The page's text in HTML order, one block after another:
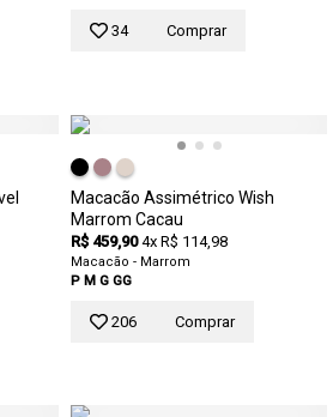
34 Comprar
Macacão Assimétrico Wish
Marrom Cacau
R$ 459,90 4x R$ 114,98
Macacão - Marrom
P M G GG
206 Comprar